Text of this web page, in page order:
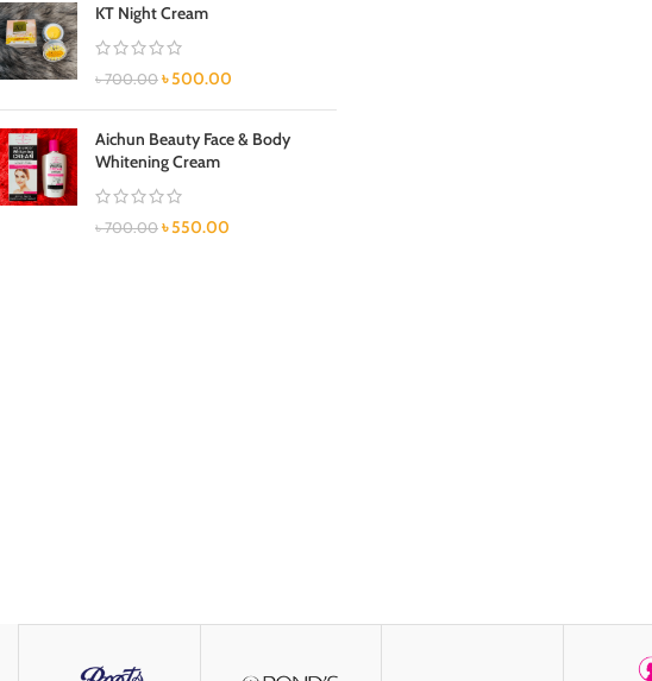
KT Night Cream
৳700.00 ৳500.00
Aichun Beauty Face & Body
Whitening Cream
৳700.00 ৳550.00